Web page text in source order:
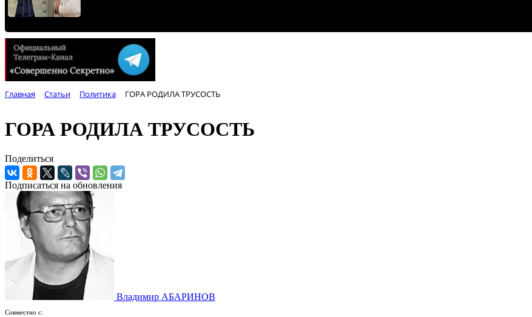
Главная Статьи Политика ГОРА РОДИЛА ТРУСОСТЬ
ГОРА РОДИЛА ТРУСОСТЬ
Поделиться
Подписаться на обновления
Владимир АБАРИНОВ
Совместно с: